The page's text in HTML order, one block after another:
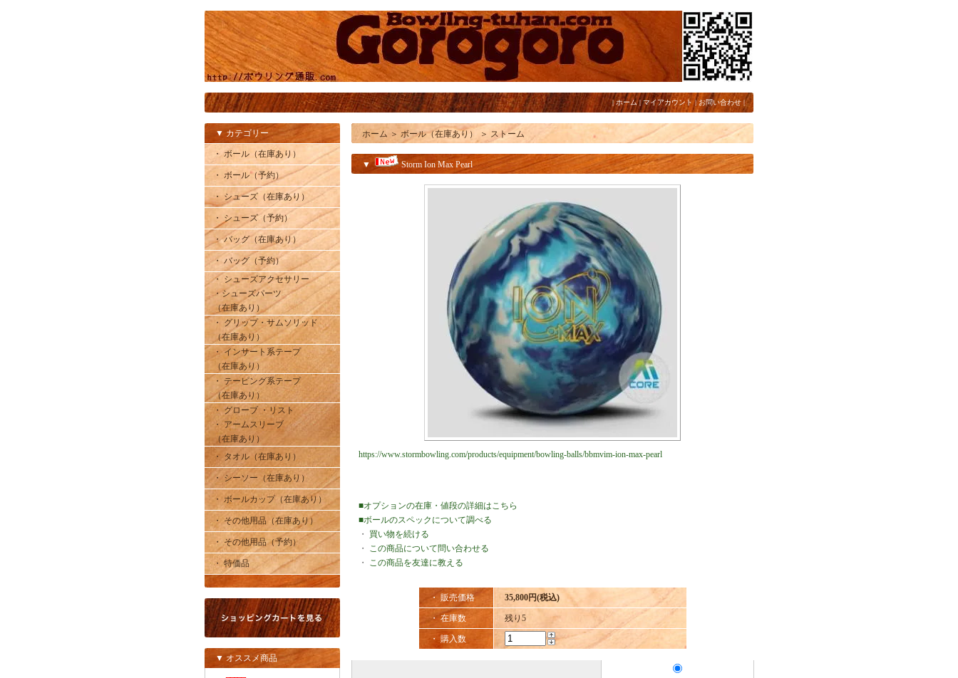
|ホーム|マイアカウント | お問い合わせ |
▼ カテゴリー
・ ボール（在庫あり）
・ ボール（予約）
・ シューズ（在庫あり）
・ シューズ（予約）
・ バッグ（在庫あり）
・ バッグ（予約）
・ シューズアクセサリー
・シューズパーツ
（在庫あり）
・ グリップ・サムソリッド
（在庫あり）
・ インサート系テープ
（在庫あり）
・ テーピング系テープ
（在庫あり）
・ グローブ ・リスト
・ アームスリーブ
（在庫あり）
・ タオル（在庫あり）
・ シーソー（在庫あり）
・ ボールカップ（在庫あり）
・ その他用品（在庫あり）
・ その他用品（予約）
・ 特価品
▼ オススメ商品
ホーム ＞ ボール（在庫あり） ＞ ストーム
▼ Storm Ion Max Pearl
https://www.stormbowling.com/products/equipment/bowling-balls/bbmvim-ion-max-pearl
■オプションの在庫・値段の詳細はこちら
■ボールのスペックについて調べる
・ 買い物を続ける
・ この商品について問い合わせる
・ この商品を友達に教える
・ 販売価格 35,800円(税込)
・ 在庫数 残り5
・ 購入数